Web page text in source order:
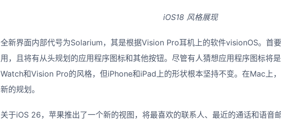
iOS18 风格展现
全新界面内部代号为Solarium，其是根据Vision Pro耳机上的软件visionOS。首
用，且将有从头规划的应用程序图标和其他按钮。尽管有人猜想应用程序图标将
Watch和Vision Pro的风格，但iPhone和iPad上的形状根本坚持不变。在Mac上
新的规划。
关于iOS 26，苹果推出了一个新的视图，将最喜欢的联系人、最近的通话和语音